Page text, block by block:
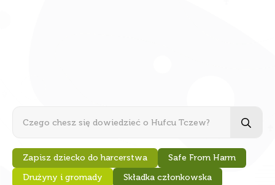
Zapisz dziecko do harcerstwa
Safe From Harm
Drużyny i gromady
Składka członkowska